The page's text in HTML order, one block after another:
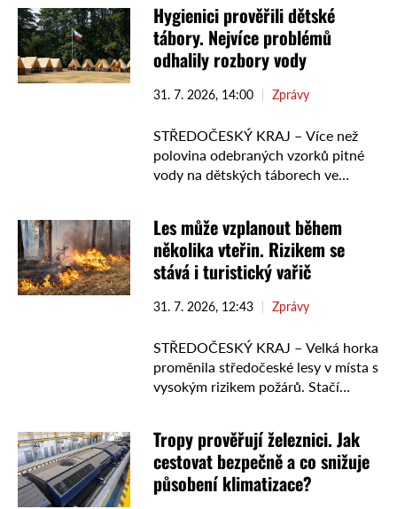
kilometru a vede po několika
významných …
Hygienici prověřili dětské
tábory. Nejvíce problémů
odhalily rozbory vody
31. 7. 2026, 14:00 Zprávy
STŘEDOČESKÝ KRAJ – Více než
polovina odebraných vzorků pitné
vody na dětských táborech ve
letních kontrolách odhalili také další
nedostatky v provozu táborů …
Les může vzplanout během
několika vteřin. Rizikem se
stává i turistický vařič
31. 7. 2026, 12:43 Zprávy
STŘEDOČESKÝ KRAJ – Velká horka
proměnila středočeské lesy v místa s
vysokým rizikem požárů. Stačí
Lesníci varují, že nebezpečný není
jen odhozený …
Tropy prověřují železnici. Jak
cestovat bezpečně a co snižuje
působení klimatizace?